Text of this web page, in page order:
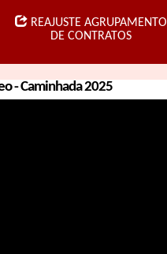
REAJUSTE AGRUPAMENTO
DE CONTRATOS
- Caminhada 2025